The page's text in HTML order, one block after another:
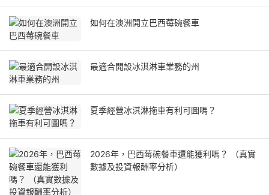
如何在澳洲開立巴西莓碗餐車
最適合開設冰淇淋車業務的州
夏季經營冰淇淋拖車有利可圖嗎？
2026年，巴西莓碗餐車還能獲利嗎？ （真實
數據及投資報酬率分析）